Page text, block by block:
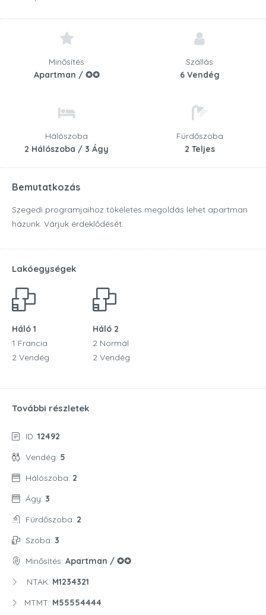
Minősítés
Apartman / ✪✪
Szállás
6 Vendég
Hálószoba
2 Hálószoba / 3 Ágy
Fürdőszoba
2 Teljes
Bemutatkozás
Szegedi programjaihoz tökéletes megoldás lehet apartman
házunk. Várjuk érdeklődését.
Lakóegységek
Háló 1
1 Francia
2 Vendég
Háló 2
2 Normál
2 Vendég
További részletek
ID: 12492
Vendég: 5
Hálószoba: 2
Ágy: 3
Fürdőszoba: 2
Szoba: 3
Minősítés: Apartman / ✪✪
NTAK: M1234321
MTMT: M55554444